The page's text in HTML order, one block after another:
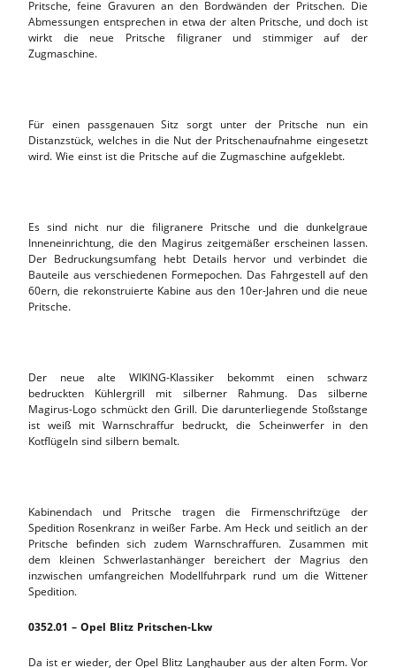
Pritsche, feine Gravuren an den Bordwänden der Pritschen. Die
Abmessungen entsprechen in etwa der alten Pritsche, und doch ist
wirkt die neue Pritsche filigraner und stimmiger auf der
Zugmaschine.
Für einen passgenauen Sitz sorgt unter der Pritsche nun ein
Distanzstück, welches in die Nut der Pritschenaufnahme eingesetzt
wird. Wie einst ist die Pritsche auf die Zugmaschine aufgeklebt.
Es sind nicht nur die filigranere Pritsche und die dunkelgraue
Inneneinrichtung, die den Magirus zeitgemäßer erscheinen lassen.
Der Bedruckungsumfang hebt Details hervor und verbindet die
Bauteile aus verschiedenen Formepochen. Das Fahrgestell auf den
60ern, die rekonstruierte Kabine aus den 10er-Jahren und die neue
Pritsche.
Der neue alte WIKING-Klassiker bekommt einen schwarz
bedruckten Kühlergrill mit silberner Rahmung. Das silberne
Magirus-Logo schmückt den Grill. Die darunterliegende Stoßstange
ist weiß mit Warnschraffur bedruckt, die Scheinwerfer in den
Kotflügeln sind silbern bemalt.
Kabinendach und Pritsche tragen die Firmenschriftzüge der
Spedition Rosenkranz in weißer Farbe. Am Heck und seitlich an der
Pritsche befinden sich zudem Warnschraffuren. Zusammen mit
dem kleinen Schwerlastanhänger bereichert der Magrius den
inzwischen umfangreichen Modellfuhrpark rund um die Wittener
Spedition.
0352.01 – Opel Blitz Pritschen-Lkw
Da ist er wieder, der Opel Blitz Langhauber aus der alten Form. Vor